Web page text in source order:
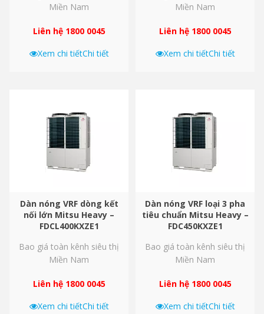
Miền Nam
Liên hệ 1800 0045
Xem chi tiếtChi tiết
Miền Nam
Liên hệ 1800 0045
Xem chi tiếtChi tiết
Dàn nóng VRF dòng kết
nối lớn Mitsu Heavy –
FDCL400KXZE1
Bao giá toàn kênh siêu thị
Miền Nam
Liên hệ 1800 0045
Xem chi tiếtChi tiết
Dàn nóng VRF loại 3 pha
tiêu chuẩn Mitsu Heavy –
FDC450KXZE1
Bao giá toàn kênh siêu thị
Miền Nam
Liên hệ 1800 0045
Xem chi tiếtChi tiết